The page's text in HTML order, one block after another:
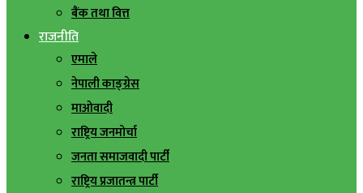
बैंक तथा वित्त
राजनीति
एमाले
नेपाली काङ्ग्रेस
माओवादी
राष्ट्रिय जनमोर्चा
जनता समाजवादी पार्टी
राष्ट्रिय प्रजातन्त्र पार्टी